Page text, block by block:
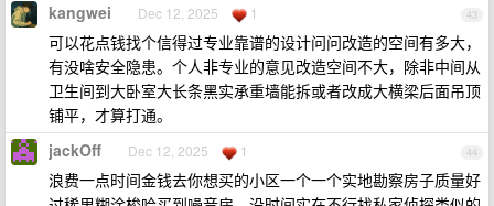
43
kangwei Dec 12, 2025 1
可以花点钱找个信得过专业靠谱的设计问问改造的空间有多大，
有没啥安全隐患。个人非专业的意见改造空间不大，除非中间从
卫生间到大卧室大长条黑实承重墙能拆或者改成大横梁后面吊顶
铺平，才算打通。
44
jackOff Dec 12, 2025 1
浪费一点时间金钱去你想买的小区一个一个实地勘察房子质量好